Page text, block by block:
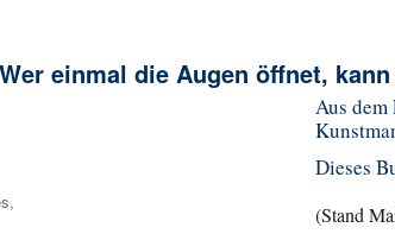
einmal die Augen öffnet,
Aus
Dieses
(Stand
,